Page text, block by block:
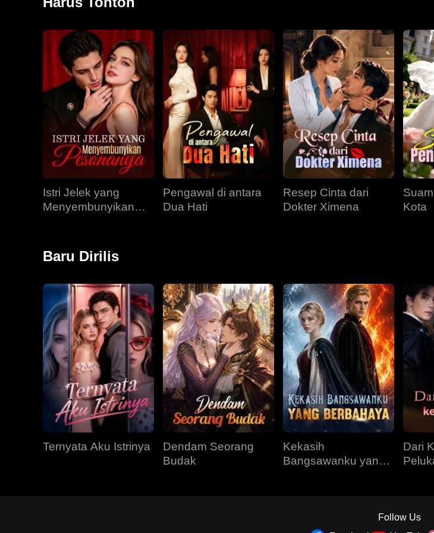
Istri Jelek yang
Menyembunyikan
Pengawal di antara
Dua Hati
Resep Cinta dari
Dokter Ximena
Kota
Baru Dirilis
Ternyata Aku Istrinya
Dendam Seorang
Budak
Kekasih
Bangsawanku yang
Dari
Follow Us